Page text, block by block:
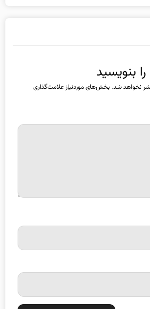
بنویسید
نخواهد شد. بخش‌های موردنیاز علامت‌گذاری